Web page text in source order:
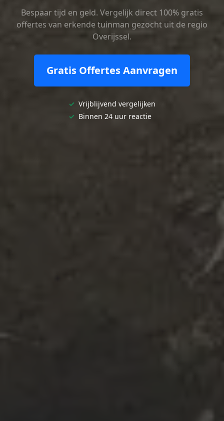
Bespaar tijd en geld. Vergelijk direct 100% gratis
offertes van erkende tuinman gezocht uit de regio
Overijssel.
Gratis Offertes Aanvragen
✓ Vrijblijvend vergelijken
✓ Binnen 24 uur reactie